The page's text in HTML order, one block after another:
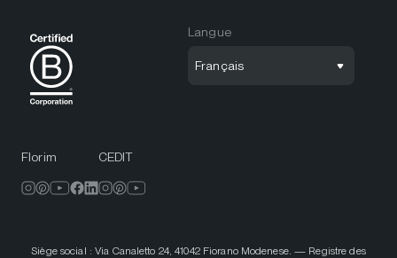
Langue
Français
Florim CEDIT
Siège social : Via Canaletto 24, 41042 Fiorano Modenese. — Registre des